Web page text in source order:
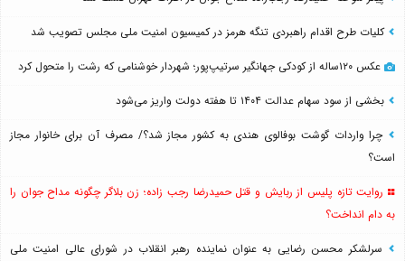
کلیات طرح اقدام راهبردی تنگه هرمز در کمیسیون امنیت ملی مجلس تصویب شد
عکس ۱۲۰ساله از کودکی جهانگیر سرتیپ‌پور؛ شهردار خوشنامی که رشت را متحول کرد
بخشی از سود سهام عدالت ۱۴۰۴ تا هفته دولت واریز می‌شود
چرا واردات گوشت بوفالوی هندی به کشور مجاز شد؟/ مصرف آن برای خانوار مجاز
است؟
روایت تازه پلیس از ربایش و قتل حمیدرضا رجب زاده؛ زن بلاگر چگونه مداح جوان را
به دام انداخت؟
سرلشکر محسن رضایی به عنوان نماینده رهبر انقلاب در شورای عالی امنیت ملی